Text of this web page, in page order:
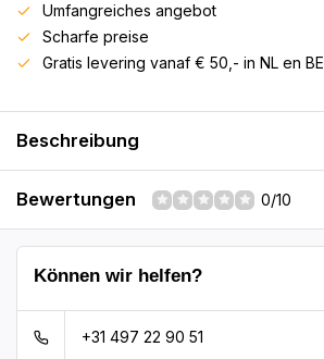
Umfangreiches angebot
Scharfe preise
Gratis levering vanaf € 50,- in NL en BE
Beschreibung
Bewertungen 0/10
Können wir helfen?
+31 497 22 90 51